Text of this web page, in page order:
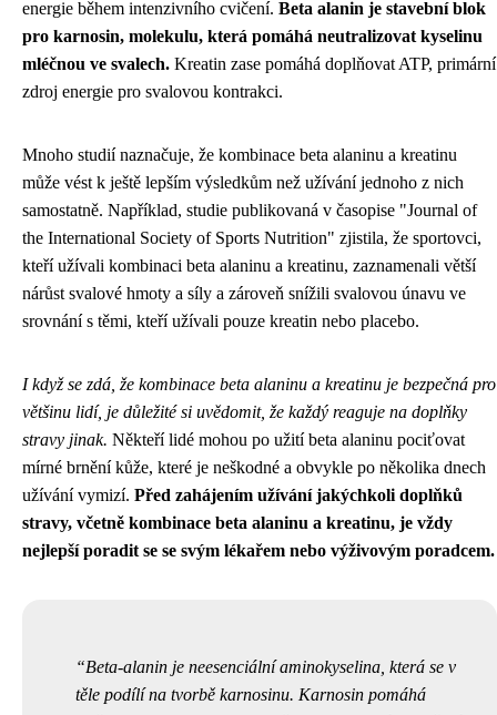
energie během intenzivního cvičení. Beta alanin je stavební blok
pro karnosin, molekulu, která pomáhá neutralizovat kyselinu
mléčnou ve svalech. Kreatin zase pomáhá doplňovat ATP, primární
zdroj energie pro svalovou kontrakci.
Mnoho studií naznačuje, že kombinace beta alaninu a kreatinu
může vést k ještě lepším výsledkům než užívání jednoho z nich
samostatně. Například, studie publikovaná v časopise "Journal of
the International Society of Sports Nutrition" zjistila, že sportovci,
kteří užívali kombinaci beta alaninu a kreatinu, zaznamenali větší
nárůst svalové hmoty a síly a zároveň snížili svalovou únavu ve
srovnání s těmi, kteří užívali pouze kreatin nebo placebo.
I když se zdá, že kombinace beta alaninu a kreatinu je bezpečná pro
většinu lidí, je důležité si uvědomit, že každý reaguje na doplňky
stravy jinak. Někteří lidé mohou po užití beta alaninu pociťovat
mírné brnění kůže, které je neškodné a obvykle po několika dnech
užívání vymizí. Před zahájením užívání jakýchkoli doplňků
stravy, včetně kombinace beta alaninu a kreatinu, je vždy
nejlepší poradit se se svým lékařem nebo výživovým poradcem.
Beta-alanin je neesenciální aminokyselina, která se v
těle podílí na tvorbě karnosinu. Karnosin pomáhá